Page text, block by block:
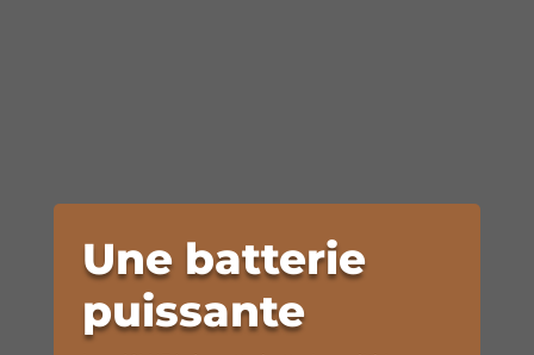
Une batterie
puissante